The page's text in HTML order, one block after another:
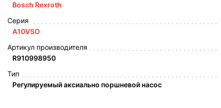
Bosch Rexroth
Серия
A10VSO
Артикул производителя
R910998950
Тип
Регулируемый аксиально поршневой насос